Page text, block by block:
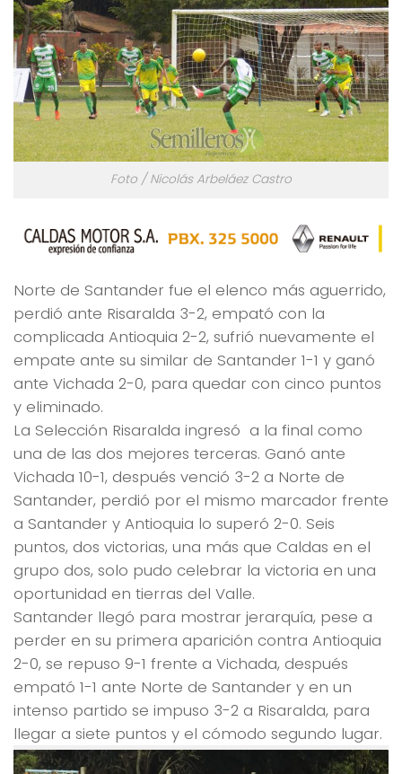
Foto / Nicolás Arbeláez Castro
Norte de Santander fue el elenco más aguerrido,
perdió ante Risaralda 3-2, empató con la
complicada Antioquia 2-2, sufrió nuevamente el
empate ante su similar de Santander 1-1 y ganó
ante Vichada 2-0, para quedar con cinco puntos
y eliminado.
La Selección Risaralda ingresó a la final como
una de las dos mejores terceras. Ganó ante
Vichada 10-1, después venció 3-2 a Norte de
Santander, perdió por el mismo marcador frente
a Santander y Antioquia lo superó 2-0. Seis
puntos, dos victorias, una más que Caldas en el
grupo dos, solo pudo celebrar la victoria en una
oportunidad en tierras del Valle.
Santander llegó para mostrar jerarquía, pese a
perder en su primera aparición contra Antioquia
2-0, se repuso 9-1 frente a Vichada, después
empató 1-1 ante Norte de Santander y en un
intenso partido se impuso 3-2 a Risaralda, para
llegar a siete puntos y el cómodo segundo lugar.